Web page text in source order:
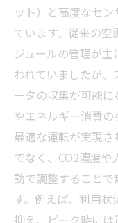
ット）と高度なセ
ています。従来の
ジュールの管理が
われていましたが
ータの収集が可能
やエネルギー消費
最適な運転が実現
でなく、CO2濃度
動で調整すること
す。例えば、利用
抑え、ピーク時に